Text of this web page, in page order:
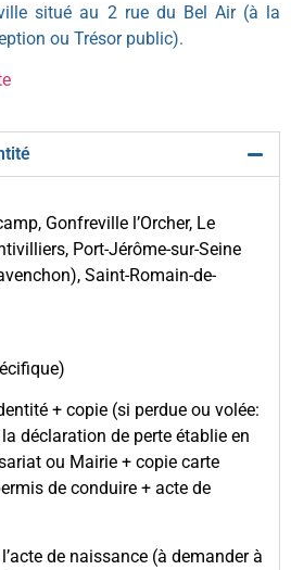
situé au 2 rue du Bel Air (à la
ou Trésor public).
Gonfreville l’Orcher, Le
Port-Jérôme-sur-Seine
Saint-Romain-de-
+ copie (si perdue ou volée:
déclaration de perte établie en
ou Mairie + copie carte
de conduire + acte de
de naissance (à demander à